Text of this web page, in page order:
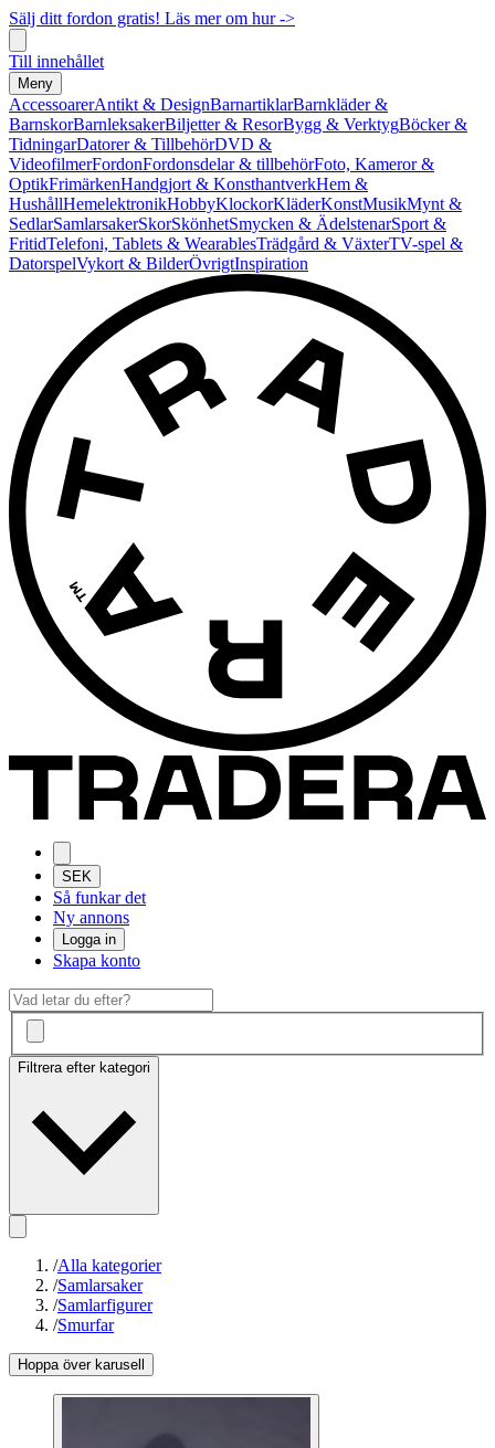
Sälj ditt fordon gratis! Läs mer om hur ->
Till innehållet
Meny
AccessoarerAntikt & DesignBarnartiklarBarnkläder &
BarnskorBarnleksakerBiljetter & ResorBygg & VerktygBöcker &
TidningarDatorer & TillbehörDVD &
VideofilmerFordonFordonsdelar & tillbehörFoto, Kameror &
OptikFrimärkenHandgjort & KonsthantverkHem &
HushållHemelektronikHobbyKlockorKläderKonstMusikMynt &
SedlarSamlarsakerSkorSkönhetSmycken & ÄdelstenarSport &
FritidTelefoni, Tablets & WearablesTrädgård & VäxterTV-spel &
DatorspelVykort & BilderÖvrigtInspiration
SEK
Så funkar det
Ny annons
Logga in
Skapa konto
Filtrera efter kategori
/Alla kategorier
/Samlarsaker
/Samlarfigurer
/Smurfar
Hoppa över karusell